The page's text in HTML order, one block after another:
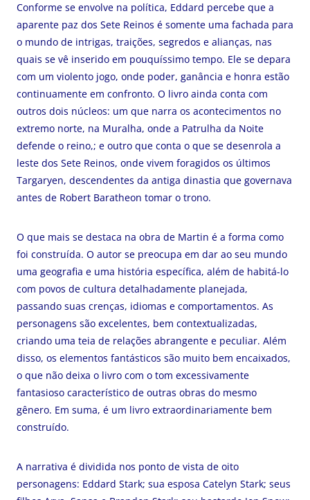
Conforme se envolve na política, Eddard percebe que a
aparente paz dos Sete Reinos é somente uma fachada para
o mundo de intrigas, traições, segredos e alianças, nas
quais se vê inserido em pouquíssimo tempo. Ele se depara
com um violento jogo, onde poder, ganância e honra estão
continuamente em confronto. O livro ainda conta com
outros dois núcleos: um que narra os acontecimentos no
extremo norte, na Muralha, onde a Patrulha da Noite
defende o reino,; e outro que conta o que se desenrola a
leste dos Sete Reinos, onde vivem foragidos os últimos
Targaryen, descendentes da antiga dinastia que governava
antes de Robert Baratheon tomar o trono.
O que mais se destaca na obra de Martin é a forma como
foi construída. O autor se preocupa em dar ao seu mundo
uma geografia e uma história específica, além de habitá-lo
com povos de cultura detalhadamente planejada,
passando suas crenças, idiomas e comportamentos. As
personagens são excelentes, bem contextualizadas,
criando uma teia de relações abrangente e peculiar. Além
disso, os elementos fantásticos são muito bem encaixados,
o que não deixa o livro com o tom excessivamente
fantasioso característico de outras obras do mesmo
gênero. Em suma, é um livro extraordinariamente bem
construído.
A narrativa é dividida nos ponto de vista de oito
personagens: Eddard Stark; sua esposa Catelyn Stark; seus